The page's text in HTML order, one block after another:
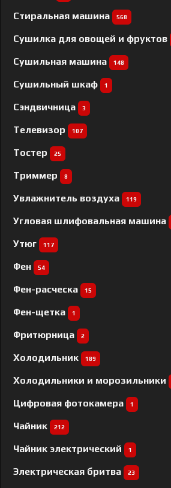
Стиральная машина 568
Сушилка для овощей и фруктов
Сушильная машина 148
Сушильный шкаф 1
Сэндвичница 3
Телевизор 107
Тостер 25
Триммер 8
Увлажнитель воздуха 119
Угловая шлифовальная машина
Утюг 117
Фен 54
Фен-расческа 15
Фен-щетка 1
Фритюрница 2
Холодильник 189
Холодильники и морозильники
Цифровая фотокамера 1
Чайник 212
Чайник электрический 1
Электрическая бритва 23